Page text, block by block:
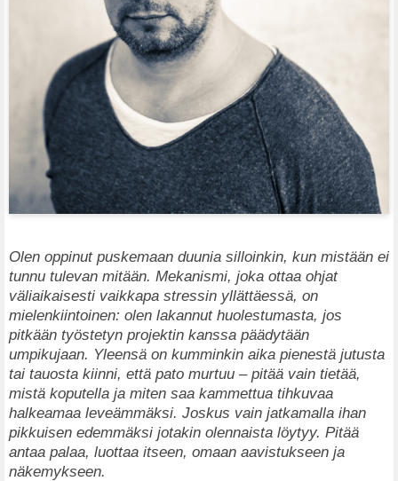
Olen oppinut puskemaan duunia silloinkin, kun mistään ei
tunnu tulevan mitään. Mekanismi, joka ottaa ohjat
väliaikaisesti vaikkapa stressin yllättäessä, on
mielenkiintoinen: olen lakannut huolestumasta, jos
pitkään työstetyn projektin kanssa päädytään
umpikujaan. Yleensä on kumminkin aika pienestä jutusta
tai tauosta kiinni, että pato murtuu – pitää vain tietää,
mistä koputella ja miten saa kammettua tihkuvaa
halkeamaa leveämmäksi. Joskus vain jatkamalla ihan
pikkuisen edemmäksi jotakin olennaista löytyy. Pitää
antaa palaa, luottaa itseen, omaan aavistukseen ja
näkemykseen.